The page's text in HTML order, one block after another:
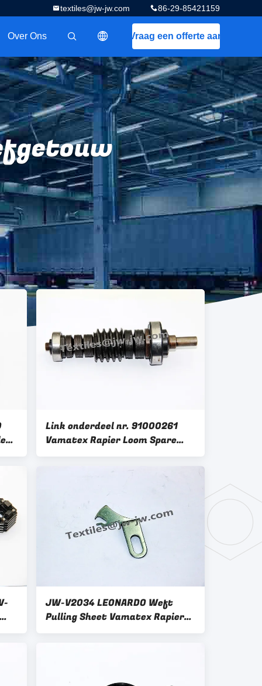
86-29-85421159
textiles@jw-jw.com
Vraag een offerte aan
描述
Over Ons
Link onderdeel nr. 91000261
Vamatex Rapier Loom Spare
Parts JW-V2197
JW-V2034 LEONARDO Weft
Pulling Sheet Vamatex Rapier
Loom Onderdelen 2560505